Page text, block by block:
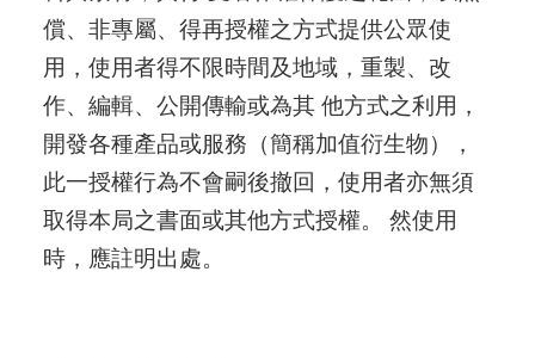
償、非專屬、得再授權之方式提供公眾使
用，使用者得不限時間及地域，重製、改
作、編輯、公開傳輸或為其 他方式之利用，
開發各種產品或服務（簡稱加值衍生物），
此一授權行為不會嗣後撤回，使用者亦無須
取得本局之書面或其他方式授權。 然使用
時，應註明出處。